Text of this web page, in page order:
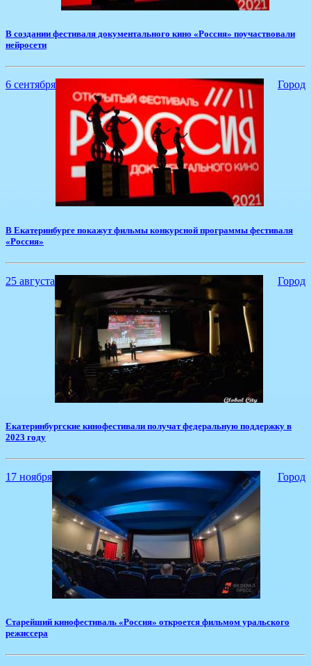
В создании фестиваля документального кино «Россия» поучаствовали
нейросети
6 сентября Город
В Екатеринбурге покажут фильмы конкурсной программы фестиваля
«Россия»
25 августа Город
Екатеринбургские кинофестивали получат федеральную поддержку в
2023 году
17 ноября Город
Старейший кинофестиваль «Россия» откроется фильмом уральского
режиссера